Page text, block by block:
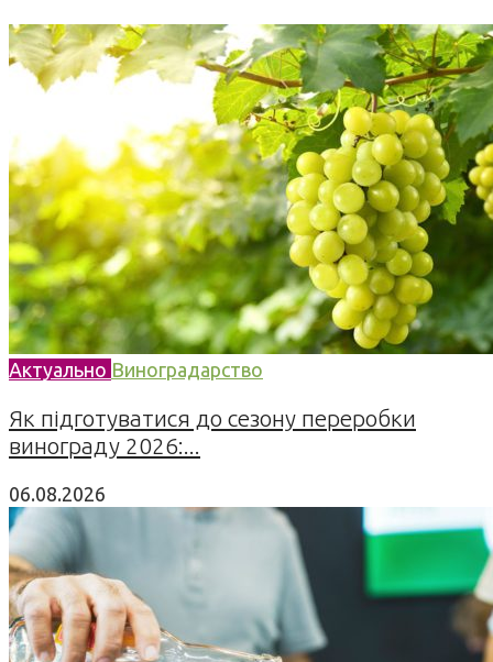
Актуально Виноградарство
Як підготуватися до сезону переробки
винограду 2026:...
06.08.2026